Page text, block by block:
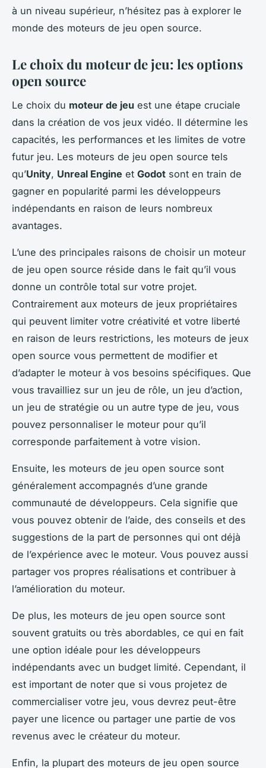
à un niveau supérieur, n’hésitez pas à explorer le
monde des moteurs de jeu open source.
Le choix du moteur de jeu: les options
open source
Le choix du moteur de jeu est une étape cruciale
dans la création de vos jeux vidéo. Il détermine les
capacités, les performances et les limites de votre
futur jeu. Les moteurs de jeu open source tels
qu’Unity, Unreal Engine et Godot sont en train de
gagner en popularité parmi les développeurs
indépendants en raison de leurs nombreux
avantages.
L’une des principales raisons de choisir un moteur
de jeu open source réside dans le fait qu’il vous
donne un contrôle total sur votre projet.
Contrairement aux moteurs de jeux propriétaires
qui peuvent limiter votre créativité et votre liberté
en raison de leurs restrictions, les moteurs de jeux
open source vous permettent de modifier et
d’adapter le moteur à vos besoins spécifiques. Que
vous travailliez sur un jeu de rôle, un jeu d’action,
un jeu de stratégie ou un autre type de jeu, vous
pouvez personnaliser le moteur pour qu’il
corresponde parfaitement à votre vision.
Ensuite, les moteurs de jeu open source sont
généralement accompagnés d’une grande
communauté de développeurs. Cela signifie que
vous pouvez obtenir de l’aide, des conseils et des
suggestions de la part de personnes qui ont déjà
de l’expérience avec le moteur. Vous pouvez aussi
partager vos propres réalisations et contribuer à
l’amélioration du moteur.
De plus, les moteurs de jeu open source sont
souvent gratuits ou très abordables, ce qui en fait
une option idéale pour les développeurs
indépendants avec un budget limité. Cependant, il
est important de noter que si vous projetez de
commercialiser votre jeu, vous devrez peut-être
payer une licence ou partager une partie de vos
revenus avec le créateur du moteur.
Enfin, la plupart des moteurs de jeu open source